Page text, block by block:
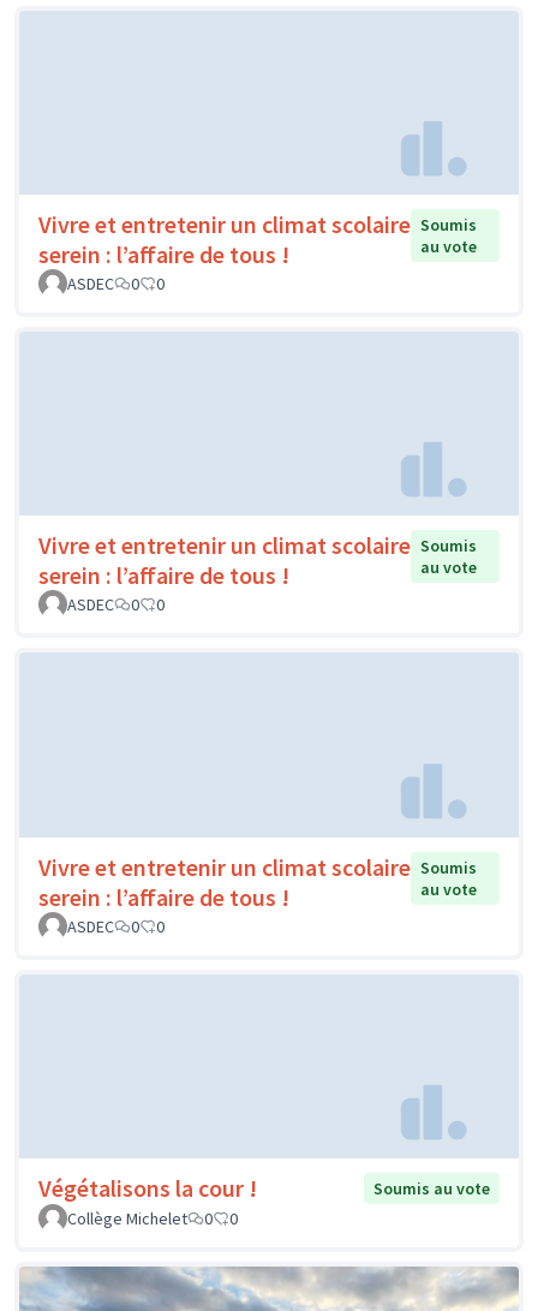
Vivre et entretenir un climat scolaire
serein : l’affaire de tous !
Soumis
au vote
ASDEC
0 0
Vivre et entretenir un climat scolaire
serein : l’affaire de tous !
Soumis
au vote
ASDEC
0 0
Vivre et entretenir un climat scolaire
serein : l’affaire de tous !
Soumis
au vote
ASDEC
0 0
Végétalisons la cour !
Soumis au vote
Collège Michelet
0 0